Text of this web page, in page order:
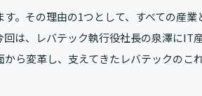
。その理由の1つとして、すべての産
は、レバテック執行役社長の泉澤にIT
ら変革し、支えてきたレバテックのこ